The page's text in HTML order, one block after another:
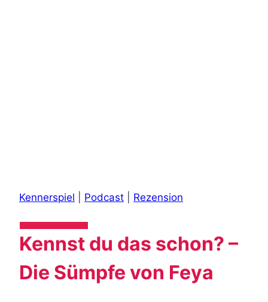
Kennerspiel Podcast Rezension
Kennst du das schon? –
Die Sümpfe von Feya